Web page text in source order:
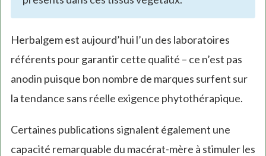
Herbalgem est aujourd’hui l’un des laboratoires
référents pour garantir cette qualité – ce n’est pas
anodin puisque bon nombre de marques surfent sur
la tendance sans réelle exigence phytothérapique.
Certaines publications signalent également une
capacité remarquable du macérat-mère à stimuler les